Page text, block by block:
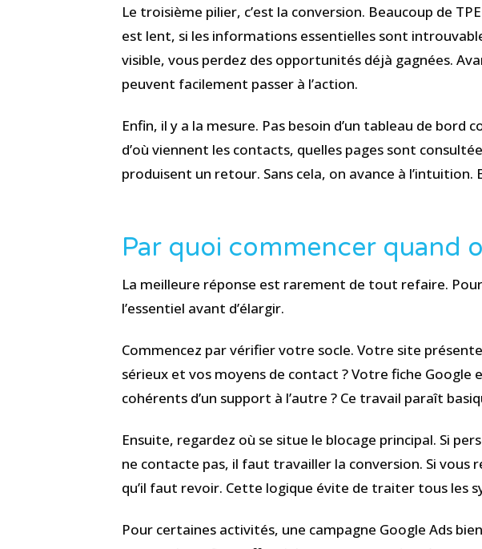
Le troisième pilier, c’est la conversion. Beaucoup de
est lent, si les informations essentielles sont
visible, vous perdez des opportunités déjà gagnées.
peuvent facilement passer à l’action.
Enfin, il y a la mesure. Pas besoin d’un tableau de
d’où viennent les contacts, quelles pages sont
produisent un retour. Sans cela, on avance à
Par quoi commencer quand
La meilleure réponse est rarement de tout refaire.
l’essentiel avant d’élargir.
Commencez par vérifier votre socle. Votre site
sérieux et vos moyens de contact ? Votre fiche Google
cohérents d’un support à l’autre ? Ce travail paraît
Ensuite, regardez où se situe le blocage principal. Si
ne contacte pas, il faut travailler la conversion. Si vous
qu’il faut revoir. Cette logique évite de traiter tous les
Pour certaines activités, une campagne Google Ads